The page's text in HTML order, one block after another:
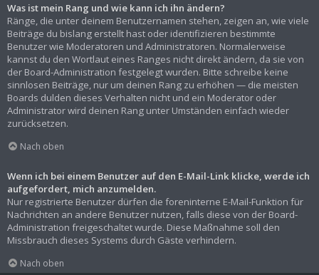
Was ist mein Rang und wie kann ich ihn ändern?
Ränge, die unter deinem Benutzernamen stehen, zeigen an, wie viele
Beiträge du bislang erstellt hast oder identifizieren bestimmte
Benutzer wie Moderatoren und Administratoren. Normalerweise
kannst du den Wortlaut eines Ranges nicht direkt ändern, da sie von
der Board-Administration festgelegt wurden. Bitte schreibe keine
sinnlosen Beiträge, nur um deinen Rang zu erhöhen — die meisten
Boards dulden dieses Verhalten nicht und ein Moderator oder
Administrator wird deinen Rang unter Umständen einfach wieder
zurücksetzen.
Nach oben
Wenn ich bei einem Benutzer auf den E-Mail-Link klicke, werde ich
aufgefordert, mich anzumelden.
Nur registrierte Benutzer dürfen die foreninterne E-Mail-Funktion für
Nachrichten an andere Benutzer nutzen, falls diese von der Board-
Administration freigeschaltet wurde. Diese Maßnahme soll den
Missbrauch dieses Systems durch Gäste verhindern.
Nach oben